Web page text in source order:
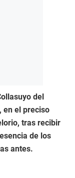
del
en el preciso
tras recibir
de los
antes.